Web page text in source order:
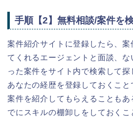
手順【2】無料相談/案件を
案件紹介サイトに登録したら、案
てくれるエージェントと面談、
った案件をサイト内で検索して
あなたの経歴を登録しておくこと
案件を紹介してもらえることもあ
でにスキルの棚卸しをしておくこ